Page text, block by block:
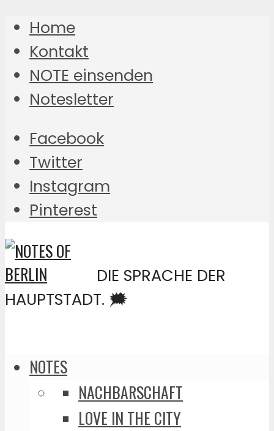
Home
Kontakt
NOTE einsenden
Notesletter
Facebook
Twitter
Instagram
Pinterest
DIE SPRACHE DER
HAUPTSTADT. 🗯️
NOTES
NACHBARSCHAFT
LOVE IN THE CITY